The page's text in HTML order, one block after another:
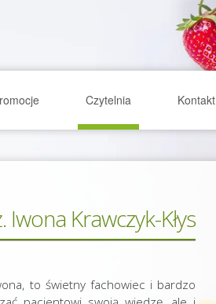
Czytelnia Kontakt
Iwona Krawczyk-Kłys
to świetny fachowiec i bardzo